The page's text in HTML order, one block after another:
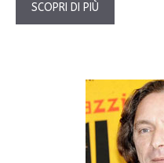
SCOPRI DI PIÙ